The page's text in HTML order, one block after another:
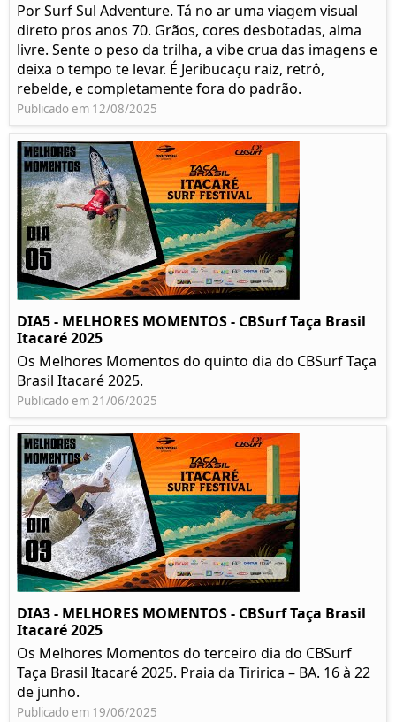
Por Surf Sul Adventure. Tá no ar uma viagem visual
direto pros anos 70. Grãos, cores desbotadas, alma
livre. Sente o peso da trilha, a vibe crua das imagens e
deixa o tempo te levar. É Jeribucaçu raiz, retrô,
rebelde, e completamente fora do padrão.
Publicado em 12/08/2025
DIA5 - MELHORES MOMENTOS - CBSurf Taça Brasil
Itacaré 2025
Os Melhores Momentos do quinto dia do CBSurf Taça
Brasil Itacaré 2025.
Publicado em 21/06/2025
DIA3 - MELHORES MOMENTOS - CBSurf Taça Brasil
Itacaré 2025
Os Melhores Momentos do terceiro dia do CBSurf
Taça Brasil Itacaré 2025. Praia da Tiririca – BA. 16 à 22
de junho.
Publicado em 19/06/2025